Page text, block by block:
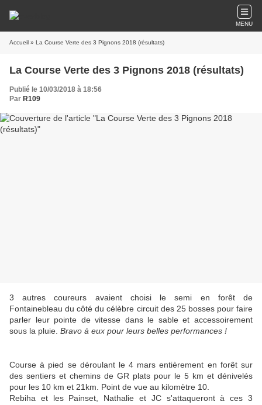
MENU
Accueil » La Course Verte des 3 Pignons 2018 (résultats)
La Course Verte des 3 Pignons 2018 (résultats)
Publié le 10/03/2018 à 18:56
Par R109
3 autres coureurs avaient choisi le semi en forêt de
Fontainebleau du côté du célèbre circuit des 25 bosses pour faire
parler leur pointe de vitesse dans le sable et accessoirement
sous la pluie. Bravo à eux pour leurs belles performances !
Course à pied se déroulant le 4 mars entièrement en forêt sur
des sentiers et chemins de GR plats pour le 5 km et dénivelés
pour les 10 km et 21km. Point de vue au kilomètre 10.
Rebiha et les Painset, Nathalie et JC s'attaqueront à ces 3